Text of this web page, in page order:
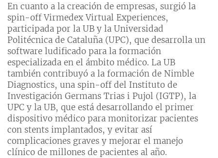
En cuanto a la creación de empresas, surgió la
spin-off Virmedex Virtual Experiences,
participada por la UB y la Universidad
Politécnica de Cataluña (UPC), que desarrolla un
software ludificado para la formación
especializada en el ámbito médico. La UB
también contribuyó a la formación de Nimble
Diagnostics, una spin-off del Instituto de
Investigación Germans Trias i Pujol (IGTP), la
UPC y la UB, que está desarrollando el primer
dispositivo médico para monitorizar pacientes
con stents implantados, y evitar así
complicaciones graves y mejorar el manejo
clínico de millones de pacientes al año.